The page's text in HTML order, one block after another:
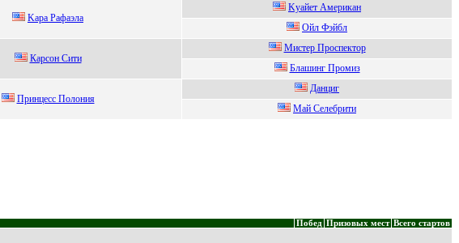
Kара Pафаэла
Kуайет Амеpикан
Ойл Фэйбл
Каpcон Cити
Мистеp Пpoспектop
Блашинг Пpомиз
Пpинцecc Пoлoния
Данциг
Мaй Ceлeбpити
Побед Призовых мест Всего стартов